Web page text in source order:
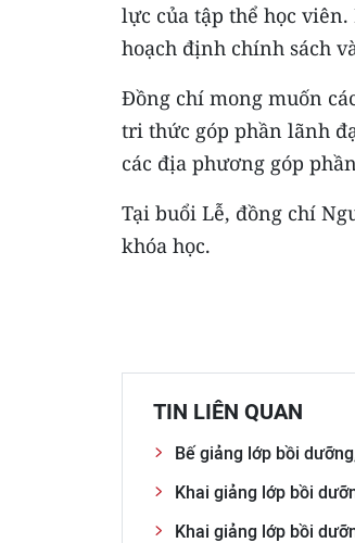
lực của tập thể học
hoạch định chính sách
Đồng chí mong muốn
tri thức góp phần lãnh
các địa phương góp
Tại buổi Lễ, đồng chí
khóa học.
TIN LIÊN QUAN
Bế giảng lớp bồi
Khai giảng lớp bồi
Khai giảng lớp bồi